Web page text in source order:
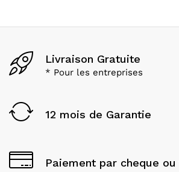
Livraison Gratuite
* Pour les entreprises
12 mois de Garantie
Paiement par cheque